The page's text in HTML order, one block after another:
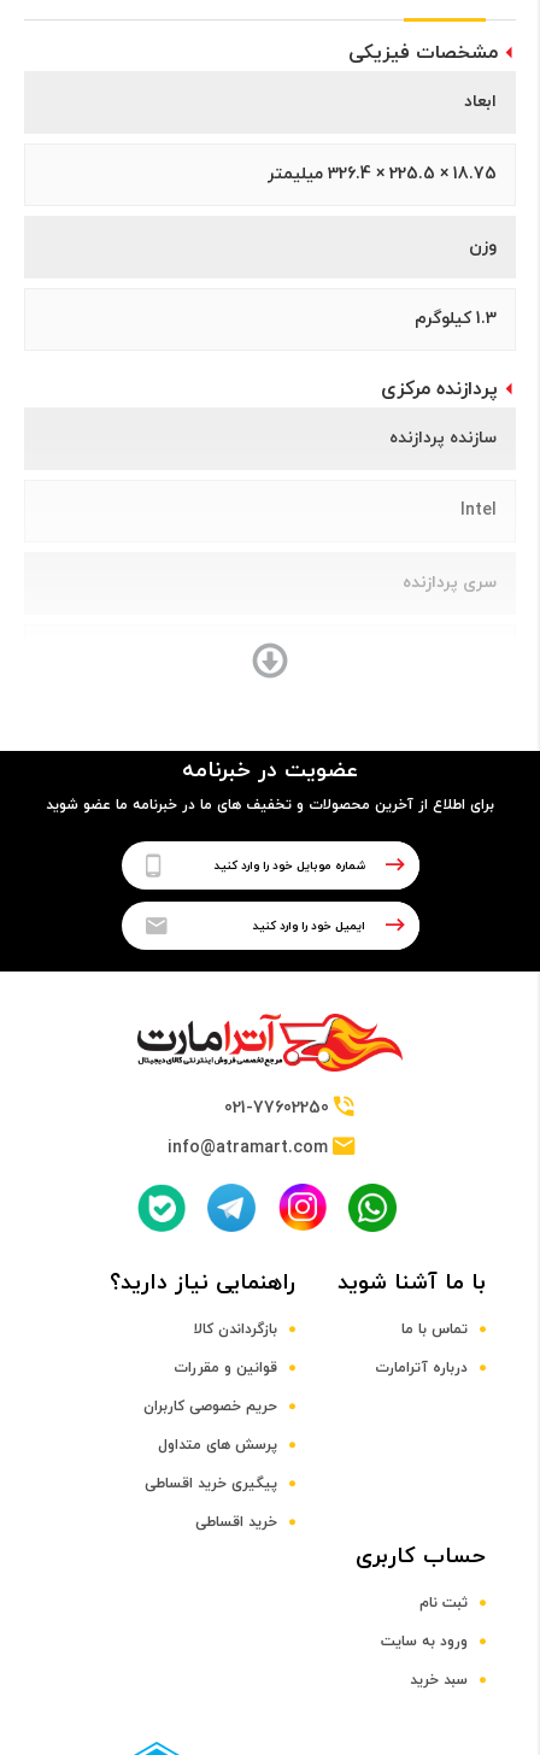
مشخصات فیزیکی
ابعاد
18.75 × 225.5 × 326.4 میلیمتر
وزن
1.3 کیلوگرم
پردازنده مرکزی
سازنده پردازنده
Intel
سری پردازنده
8550U
1.80GHz up to 4.00GHz
DDR4
رده صفحه نمایش
اندازه صفحه نمایش
عضویت در خبرنامه
برای اطلاع از آخرین محصولات و تخفیف های ما در خبرنامه ما عضو شوید
021-77602250
info@atramart.com
با ما آشنا شوید
تماس با ما
درباره آترامارت
راهنمایی نیاز دارید؟
بازگرداندن کالا
قوانین و مقررات
حریم خصوصی کاربران
پرسش های متداول
پیگیری خرید اقساطی
خرید اقساطی
حساب کاربری
ثبت نام
ورود به سایت
سبد خرید